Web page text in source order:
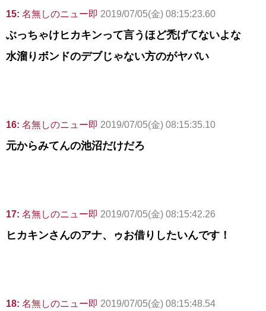
15: 名無しのニュー即 2019/07/05(金) 08:15:23.60
ぶっちゃけヒカキンって言うほど禿げてないよな
水溜りボンドのデブじゃない方のがヤバい
16: 名無しのニュー即 2019/07/05(金) 08:15:35.10
元からみてんの池沼だけだろ
17: 名無しのニュー即 2019/07/05(金) 08:15:42.26
ヒカキンさんのアナ、ゥお借りしたいんです！
18: 名無しのニュー即 2019/07/05(金) 08:15:48.54